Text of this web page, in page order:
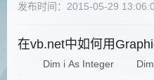
发布时间：2015-05-29
在vb.net中如何用
Dim i As Integer Dim